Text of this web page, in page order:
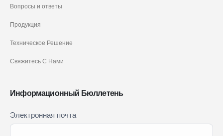
Вопросы и ответы
Продукция
Техническое Решение
Свяжитесь С Нами
Информационный Бюллетень
Newsletter
Signup
Электронная почта
Если вы
человек,